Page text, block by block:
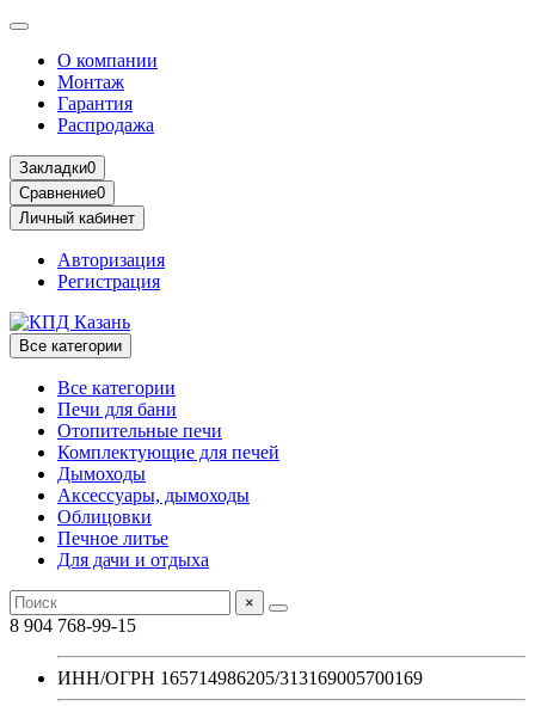
О компании
Монтаж
Гарантия
Распродажа
Закладки0
Сравнение0
Личный кабинет
Авторизация
Регистрация
Все категории
Все категории
Печи для бани
Отопительные печи
Комплектующие для печей
Дымоходы
Аксессуары, дымоходы
Облицовки
Печное литье
Для дачи и отдыха
×
8 904 768-99-15
ИНН/ОГРН 165714986205/313169005700169